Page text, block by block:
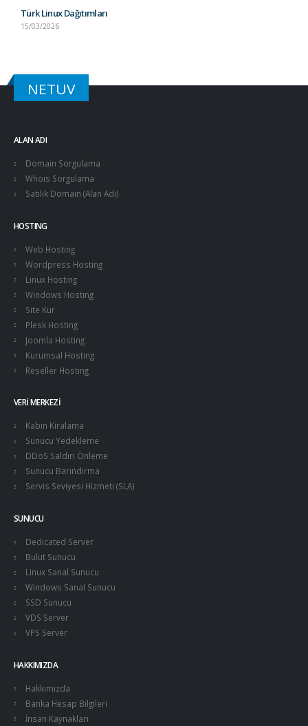
Türk Linux Dağıtımları
15/03/2026
NETUV
ALAN ADI
Domain Sorgulama
Whois Sorgulama
Satılık Domain (Alan Adı)
HOSTING
Web Hosting
Wordpress Hosting
Linux Hosting
Windows Hosting
Site Kur
Plesk Hosting
Joomla Hosting
Kurumsal Hosting
Reseller Hosting
VERI MERKEZI
Kabin Kiralama
Sunucu Yedekleme
DDoS Saldırı Önleme
Sunucu Barındırma
Servis Seviyesi Hizmeti (SLA)
SUNUCU
Dedicated Server
Bulut Sunucu
Linux Sanal Sunucu
Windows Sanal Sunucu
SSD Sunucu
VDS Server
VPS Server
HAKKIMIZDA
Hakkımızda
Banka Hesap Bilgileri
İnsan Kaynakları